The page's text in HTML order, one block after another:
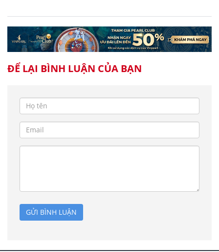
ĐỂ LẠI BÌNH LUẬN CỦA BẠN
GỬI BÌNH LUẬN